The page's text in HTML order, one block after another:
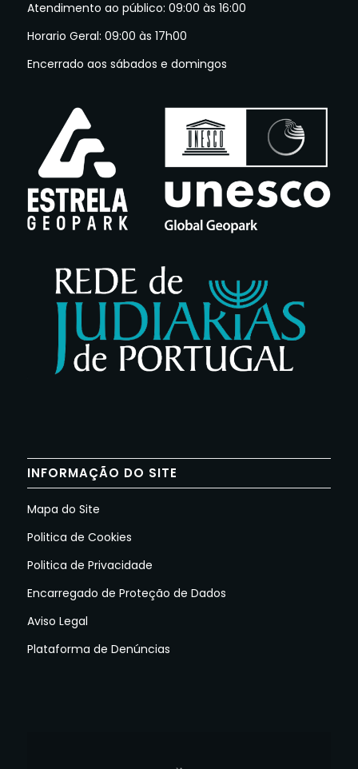
Atendimento ao público: 09:00 às 16:00
Horario Geral: 09:00 às 17h00
Encerrado aos sábados e domingos
INFORMAÇÃO DO SITE
Mapa do Site
Politica de Cookies
Politica de Privacidade
Encarregado de Proteção de Dados
Aviso Legal
Plataforma de Denúncias